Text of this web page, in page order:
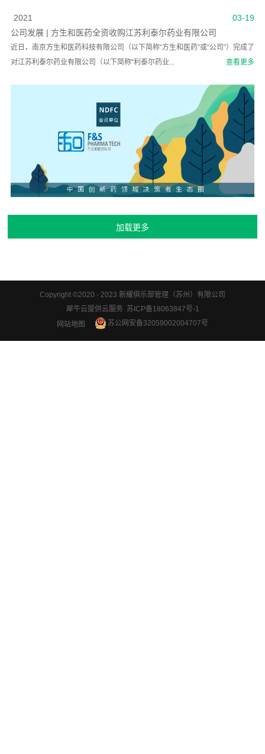
03-19
2021
公司发展 | 方生和医药全资收购江苏利泰尔药业有限公司
近日，南京方生和医药科技有限公司（以下简称“方生和医药”或“公司”）完成了
对江苏利泰尔药业有限公司（以下简称“利泰尔药业...
查看更多
Copyright ©2020 - 2023 新耀俱乐部管理（苏州）有限公司
犀牛云提供云服务 苏ICP备18063847号-1
网站地图
苏公网安备32059002004707号